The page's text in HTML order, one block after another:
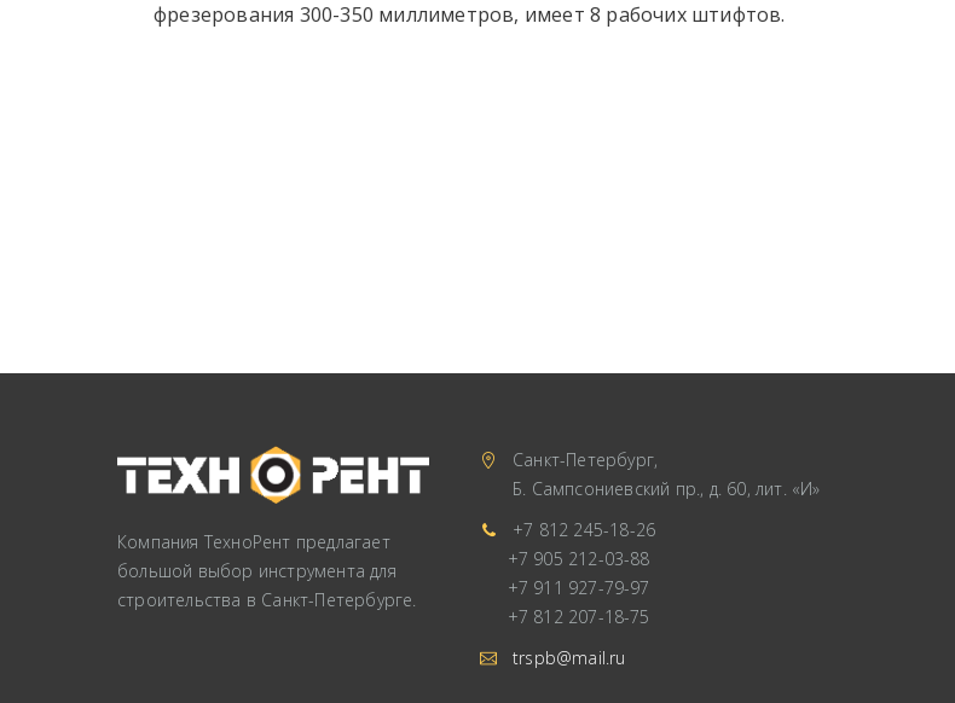
фрезерования 300-350 миллиметров, имеет 8 рабочих штифтов.
Компания ТехноРент предлагает
большой выбор инструмента для
строительства в Санкт-Петербурге.
Санкт-Петербург,
Б. Сампсониевский пр., д. 60, лит. «И»
+7 812 245-18-26
+7 905 212-03-88
+7 911 927-79-97
+7 812 207-18-75
trspb@mail.ru